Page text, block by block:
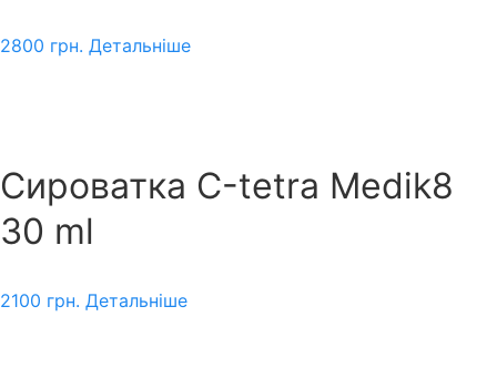
2800 грн. Детальніше
Сироватка С-tetra Medik8
30 ml
2100 грн. Детальніше